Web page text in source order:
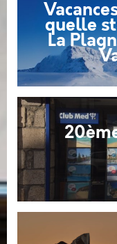
quelle
La